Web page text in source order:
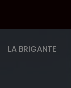
LA BRIGANTE